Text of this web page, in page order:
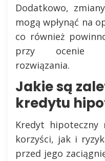
Dodatkowo,
mogą wpłynąć na
co również
przy ocenie
rozwiązania.
Jakie są
kredytu
Kredyt hipoteczny
korzyści, jak i
przed jego